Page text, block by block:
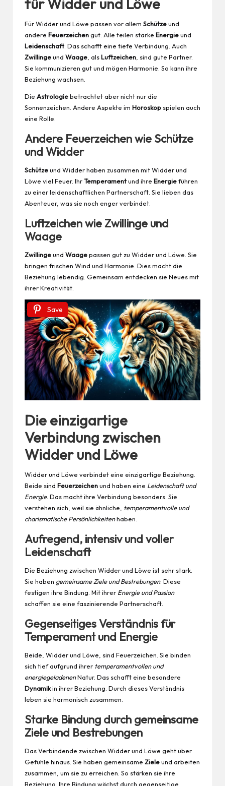
Für Widder und Löwe passen vor allem Schützeund
andere Feuerzeichengut. Alle teilen starke Energieund
Leidenschaft . Das schafft eine tiefe Verbindung. Auch
Zwillingeund Waage , alsLuftzeichen , sind gute Partner.
Sie kommunizieren gut und mögen Harmonie. So kann ihre
Beziehung wachsen.
Die Astrologiebetrachtet aber nicht nur die
Sonnenzeichen. Andere Aspekte im Horoskop spielen auch
eine Rolle.
Andere Feuerzeichen wie Schütze
und Widder
Schützeund Widder haben zusammen mit Widder und
Löwe viel Feuer. IhrTemperamentund ihre Energieführen
zu einer leidenschaftlichen Partnerschaft. Sie lieben das
Abenteuer, was sie noch enger verbindet.
Luftzeichen wie Zwillinge und
Waage
Zwillingeund Waagepassen gut zu Widder und Löwe. Sie
bringen frischen Wind und Harmonie. Dies macht die
Beziehung lebendig. Gemeinsam entdecken sie Neues mit
ihrer Kreativität.
Save
Die einzigartige
Verbindung zwischen
Widder und Löwe
Widder und Löwe verbindet eine einzigartige Beziehung.
Beide sind Feuerzeichenund haben eine Leidenschaft und
Energie. Das macht ihre Verbindung besonders. Sie
verstehen sich, weil sie ähnliche, temperamentvolle und
charismatische Persönlichkeitenhaben.
Aufregend, intensiv und voller
Leidenschaft
Die Beziehung zwischen Widder und Löwe ist sehr stark.
Sie haben gemeinsame Ziele und Bestrebungen. Diese
festigen ihre Bindung. Mit ihrer Energie und Passion
schaffen sie eine faszinierende Partnerschaft.
Gegenseitiges Verständnis für
Temperament und Energie
Beide, Widder und Löwe, sind Feuerzeichen. Sie binden
sich tief aufgrund ihrer temperamentvollen und
energiegeladenenNatur. Das schafft eine besondere
Dynamikin ihrer Beziehung. Durch dieses Verständnis
leben sie harmonisch zusammen.
Starke Bindung durch gemeinsame
Ziele und Bestrebungen
Das Verbindende zwischen Widder und Löwe geht über
Gefühle hinaus. Sie haben gemeinsame Zieleund arbeiten
zusammen, um sie zu erreichen. So stärken sie ihre
Beziehung. Ihre Bindung wächst durch gegenseitige